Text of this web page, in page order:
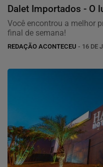
Dalet Importados - O
Você encontrou a melhor
final de semana!
REDAÇÃO ACONTECEU - 16 DE